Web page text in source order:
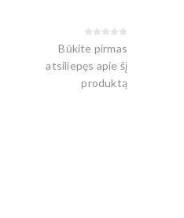
Būkite pirmas
atsiliepęs apie šį
produktą